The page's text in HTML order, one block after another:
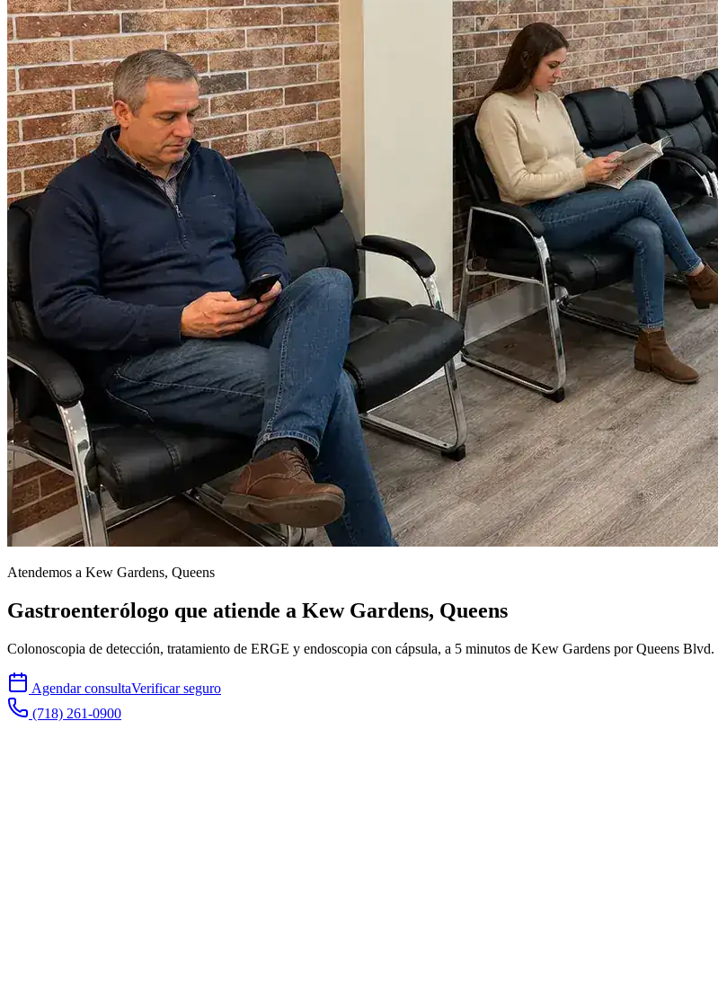
Atendemos a Kew Gardens, Queens
Gastroenterólogo que atiende a Kew Gardens, Queens
Colonoscopia de detección, tratamiento de ERGE y endoscopia con cápsula, a 5 minutos de Kew Gardens por Queens Blvd.
Agendar consultaVerificar seguro
(718) 261-0900